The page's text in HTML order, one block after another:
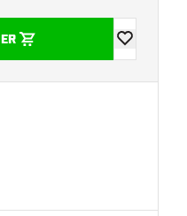
ajouter à la